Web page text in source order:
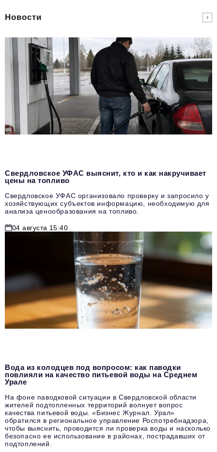
Новости
Свердловское УФАС выяснит, кто и как накручивает
цены на топливо
Свердловское УФАС организовало проверку и запросило у
хозяйствующих субъектов информацию, необходимую для
анализа ценообразования на топливо.
04 августа 15:40
Вода из колодцев под вопросом: как паводки
повлияли на качество питьевой воды на Среднем
Урале
На фоне паводковой ситуации в Свердловской области
жителей подтопленных территорий волнует вопрос
качества питьевой воды. «Бизнес Журнал. Урал»
обратился в региональное управление Роспотребнадзора,
чтобы выяснить, проводится ли проверка воды и насколько
безопасно ее использование в районах, пострадавших от
подтоплений.